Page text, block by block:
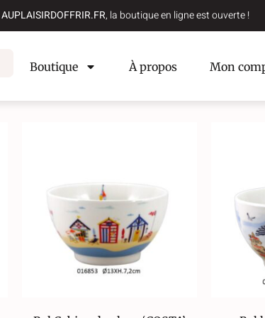
AUPLAISIRDOFFRIR.FR, la boutique en ligne est ouverte !
Boutique À propos Mon